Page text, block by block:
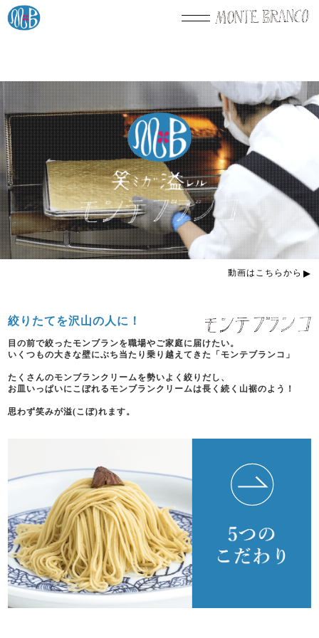
動画はこちらから ▸
絞りたてを沢山の人に！
目の前で絞ったモンブランを職場やご家庭に届けたい。
いくつもの大きな壁にぶち当たり乗り越えてきた「モンテブランコ」
たくさんのモンブランクリームを勢いよく絞りだし、
お皿いっぱいにこぼれるモンブランクリームは長く続く山裾のよう！
思わず笑みが溢(こぼ)れます。